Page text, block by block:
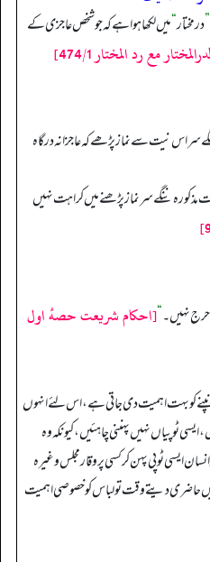
”در مختار“میں لکھا ہوا ہے کہ جو شخص عاجزی کے
مع رد المختار 474/1]
اس نیت سے نماز پڑھے کہ عاجزانہ درگاہ
مذکورہ ننگے سر نماز پڑھنے میں کراہت نہیں
حرج نہیں۔“[احكام شريعت حصهٔ اول
کو بہت اہمیت دی جاتی ہے، اس لئے انہوں
ٹوپیاں نہیں پہننی چاہئیں، کیونکہ وہ
ایسی ٹوپی پہن کر کسی پروقار مجلس وغیرہ
میں حاضری دیتے وقت تو لباس کو خصوصی اہمیت